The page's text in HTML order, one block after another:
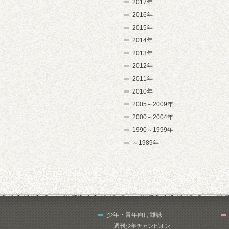
2017年
2016年
2015年
2014年
2013年
2012年
2011年
2010年
2005～2009年
2000～2004年
1990～1999年
～1989年
少年・青年向け雑誌
週刊少年チャンピオン